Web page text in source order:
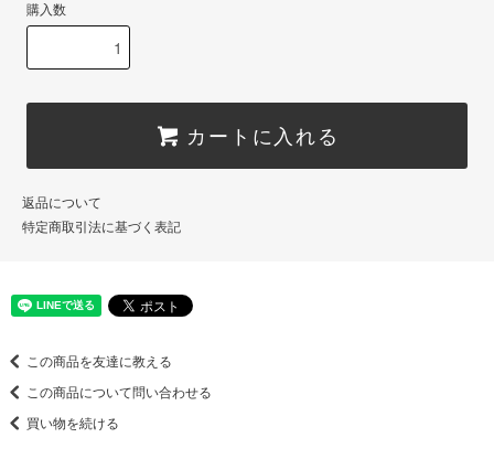
購入数
カートに入れる
返品について
特定商取引法に基づく表記
この商品を友達に教える
この商品について問い合わせる
買い物を続ける